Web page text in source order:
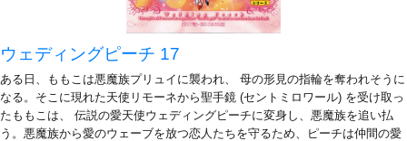
ウェディングピーチ 17
ある日、ももこは悪魔族プリュイに襲われ、 母の形見の指輪を奪われそうに
なる。そこに現れた天使リモーネから聖手鏡 (セントミロワール) を受け取っ
たももこは、 伝説の愛天使ウェディングピーチに変身し、悪魔族を追い払
う。悪魔族から愛のウェーブを放つ恋人たちを守るため、ピーチは仲間の愛